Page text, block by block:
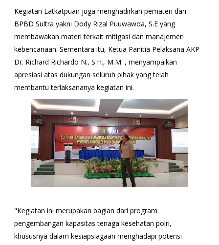
Kegiatan Latkatpuan juga menghadirkan pemateri dari
BPBD Sultra yakni Dody Rizal Puuwawoa, S.E yang
membawakan materi terkait mitigasi dan manajemen
kebencanaan. Sementara itu, Ketua Panitia Pelaksana AKP
Dr. Richard Richardo N., S.H., M.M. , menyampaikan
apresiasi atas dukungan seluruh pihak yang telah
membantu terlaksananya kegiatan ini.
"Kegiatan ini merupakan bagian dari program
pengembangan kapasitas tenaga kesehatan polri,
khususnya dalam kesiapsiagaan menghadapi potensi